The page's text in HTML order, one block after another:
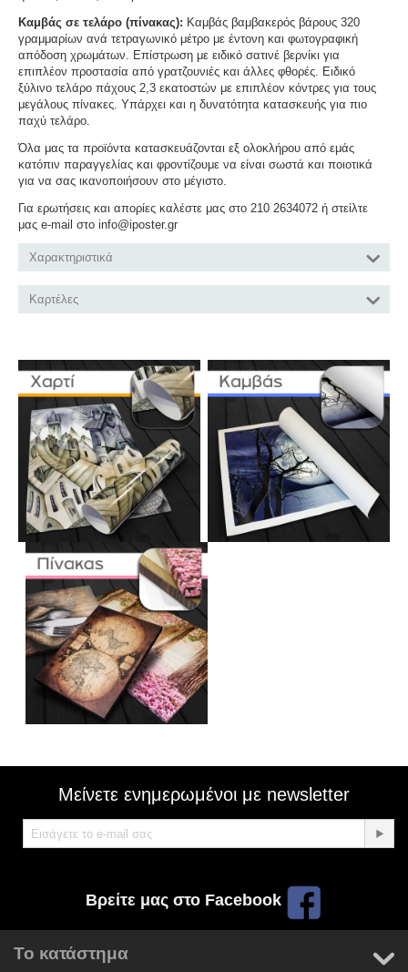
Καμβάς σε τελάρο (πίνακας): Καμβάς βαμβακερός βάρους 320
γραμμαρίων ανά τετραγωνικό μέτρο με έντονη και φωτογραφική
απόδοση χρωμάτων. Επίστρωση με ειδικό σατινέ βερνίκι για
επιπλέον προστασία από γρατζουνιές και άλλες φθορές. Ειδικό
ξύλινο τελάρο πάχους 2,3 εκατοστών με επιπλέον κόντρες για τους
μεγάλους πίνακες. Υπάρχει και η δυνατότητα κατασκευής για πιο
παχύ τελάρο.
Όλα μας τα προϊόντα κατασκευάζονται εξ ολοκλήρου από εμάς
κατόπιν παραγγελίας και φροντίζουμε να είναι σωστά και ποιοτικά
για να σας ικανοποιήσουν στο μέγιστο.
Για ερωτήσεις και απορίες καλέστε μας στο 210 2634072 ή στείλτε
μας e-mail στο info@iposter.gr
Χαρακτηριστικά
Καρτέλες
Μείνετε ενημερωμένοι με newsletter
Βρείτε μας στο Facebook
Το κατάστημα